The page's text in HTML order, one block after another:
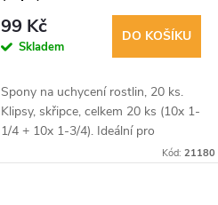
99 Kč
Skladem
DO KOŠÍKU
Spony na uchycení rostlin, 20 ks.
Klipsy, skřipce, celkem 20 ks (10x 1-
1/4 + 10x 1-3/4). Ideální pro
Kód:21180